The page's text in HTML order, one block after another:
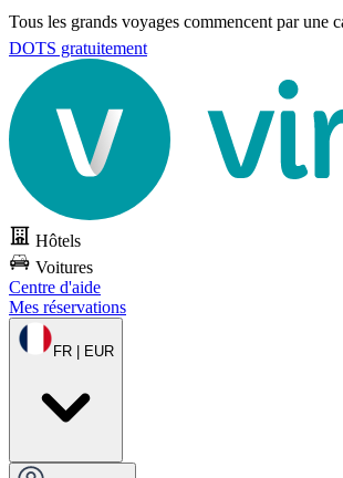
Tous les grands voyages commencent par une
DOTS gratuitement
Hôtels
Voitures
Centre d'aide
Mes réservations
FR | EUR